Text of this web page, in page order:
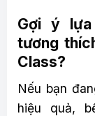
Gợi ý
tương
Class?
Nếu bạn
hiệu quả,